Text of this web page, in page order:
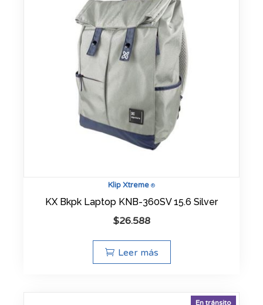
Klip Xtreme ®
KX Bkpk Laptop KNB-360SV 15.6 Silver
$26.588
Leer más
En tránsito